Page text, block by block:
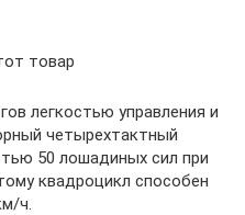
товар
легкостью управления и
четырехтактный
50 лошадиных сил при
квадроцикл способен
ч.